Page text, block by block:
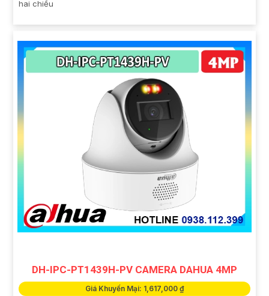
hai chiều
DH-IPC-PT1439H-PV CAMERA DAHUA 4MP
Giá Khuyến Mại: 1,617,000 ₫